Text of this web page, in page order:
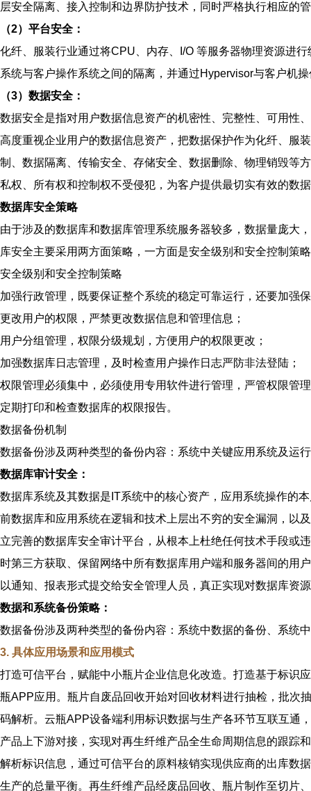
层安全隔离、接入控制和边界防护技术，同时严格执行相应的
（2）平台安全：
化纤、服装行业通过将CPU、内存、I/O 等服务器物理资源进
系统与客户操作系统之间的隔离，并通过Hypervisor与客户机
（3）数据安全：
数据安全是指对用户数据信息资产的机密性、完整性、可用性
高度重视企业用户的数据信息资产，把数据保护作为化纤、服
制、数据隔离、传输安全、存储安全、数据删除、物理销毁等
私权、所有权和控制权不受侵犯，为客户提供最切实有效的数
数据库安全策略
由于涉及的数据库和数据库管理系统服务器较多，数据量庞大
库安全主要采用两方面策略，一方面是安全级别和安全控制策
安全级别和安全控制策略
加强行政管理，既要保证整个系统的稳定可靠运行，还要加强
更改用户的权限，严禁更改数据信息和管理信息；
用户分组管理，权限分级规划，方便用户的权限更改；
加强数据库日志管理，及时检查用户操作日志严防非法登陆；
权限管理必须集中，必须使用专用软件进行管理，严管权限管
定期打印和检查数据库的权限报告。
数据备份机制
数据备份涉及两种类型的备份内容：系统中关键应用系统及运
数据库审计安全：
数据库系统及其数据是IT系统中的核心资产，应用系统操作的
前数据库和应用系统在逻辑和技术上层出不穷的安全漏洞，以
立完善的数据库安全审计平台，从根本上杜绝任何技术手段或
时第三方获取、保留网络中所有数据库用户端和服务器间的用
以通知、报表形式提交给安全管理人员，真正实现对数据库资
数据和系统备份策略：
数据备份涉及两种类型的备份内容：系统中数据的备份、系统
3. 具体应用场景和应用模式
打造可信平台，赋能中小瓶片企业信息化改造。打造基于标识
瓶APP应用。瓶片自废品回收开始对回收材料进行抽检，批次
码解析。云瓶APP设备端利用标识数据与生产各环节互联互通
产品上下游对接，实现对再生纤维产品全生命周期信息的跟踪
解析标识信息，通过可信平台的原料核销实现供应商的出库数
生产的总量平衡。再生纤维产品经废品回收、瓶片制作至切片